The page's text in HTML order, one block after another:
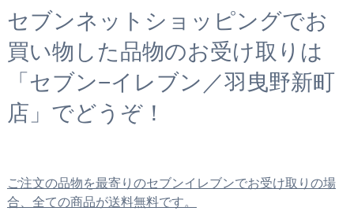
セブンネットショッピングでお
買い物した品物のお受け取りは
「セブン−イレブン／羽曳野新町
店」でどうぞ！
ご注文の品物を最寄りのセブンイレブンでお受け取りの場
合、全ての商品が送料無料です。